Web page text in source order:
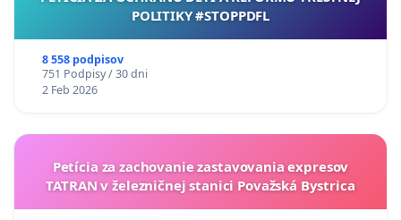
POLITIKY #STOPPDFL
8 558 podpisov
751 Podpisy / 30 dni
2 Feb 2026
Petícia za zachovanie zastavovania expresov
TATRAN v železničnej stanici Považská Bystrica